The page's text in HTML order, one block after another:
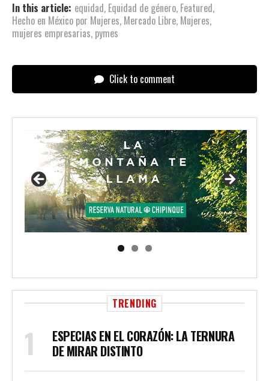
In this article: equidad, Equidad de género, Featured,
Hecho en México por Mujeres, Mercado Libre, Mujeres,
mujeres empresarias, pymes
Click to comment
TRENDING
ESPECIAS EN EL CORAZÓN: LA TERNURA
DE MIRAR DISTINTO